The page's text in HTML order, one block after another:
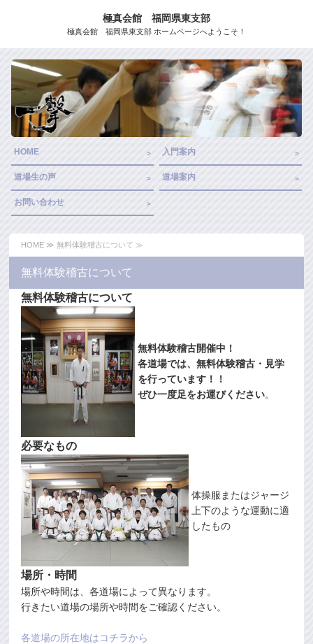
極真会館 福岡県東支部
極真会館 福岡県東支部 ホームページへようこそ！
HOME 入門案内
道場生の声 道場案内
お問い合わせ
HOME ≫ 無料体験稽古について ≫
無料体験稽古について
無料体験稽古について
無料体験稽古開催中！
各道場では、無料体験稽古・見学
を行っています！！
ぜひ一度足をお運びください。
必要なもの
体操服またはジャージ
上下のような運動に適
したもの
場所・時間
場所や時間は、各道場によって異なります。
行きたい道場の場所や時間をご確認ください。
各道場の所在地はコチラから